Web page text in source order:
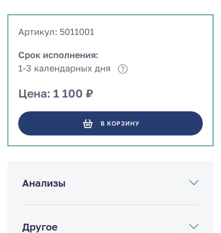
Анализы
Другое
Артикул: 5011001
Срок исполнения:
1-3 календарных дня
Цена: 1 100 ₽
В КОРЗИНУ